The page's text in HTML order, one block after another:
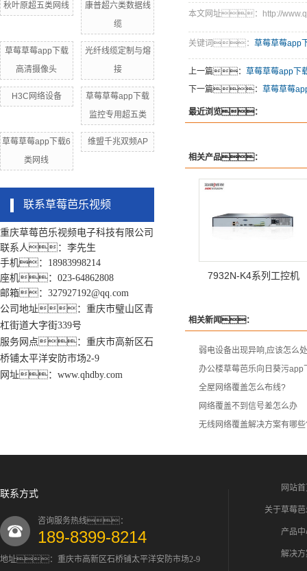
秋叶原超五类网线
康普超六类数据线
缆
草莓草莓app下载
高清摄像头
光纤线缆定制与熔
接
H3C网络设备
草莓草莓app下载
监控专用超五类
草莓草莓app下载6
类网线
维盟千兆双频AP
联系草莓芭乐视频
重庆草莓芭乐视频电子科技有限公司
联系人：李先生
手机：18983998214
座机：023-64862808
邮箱：327927192@qq.com
公司地址：重庆市璧山区青
杠街道大字街339号
服务网点：重庆市高新区石
桥铺太平洋安防市场2-9
网址：www.qhdby.com
本文网址：http://
关键词： 草莓草莓app
上一篇： 草莓草莓app下
下一篇： 草莓草莓
最近浏览：
相关产品：
7932N-K4系列工控机
相关新闻：
弱电设备出现异响,应该怎么
办公楼草莓芭乐向日葵污app
全屋网络覆盖怎么布线?
网络覆盖不到信号差怎么办
无线网络覆盖解决方案有哪
联系方式
咨询服务热线：
189-8399-8214
地址：重庆市高新区石桥铺太平洋安防市场2-9
网站
关于草莓
产品
解决